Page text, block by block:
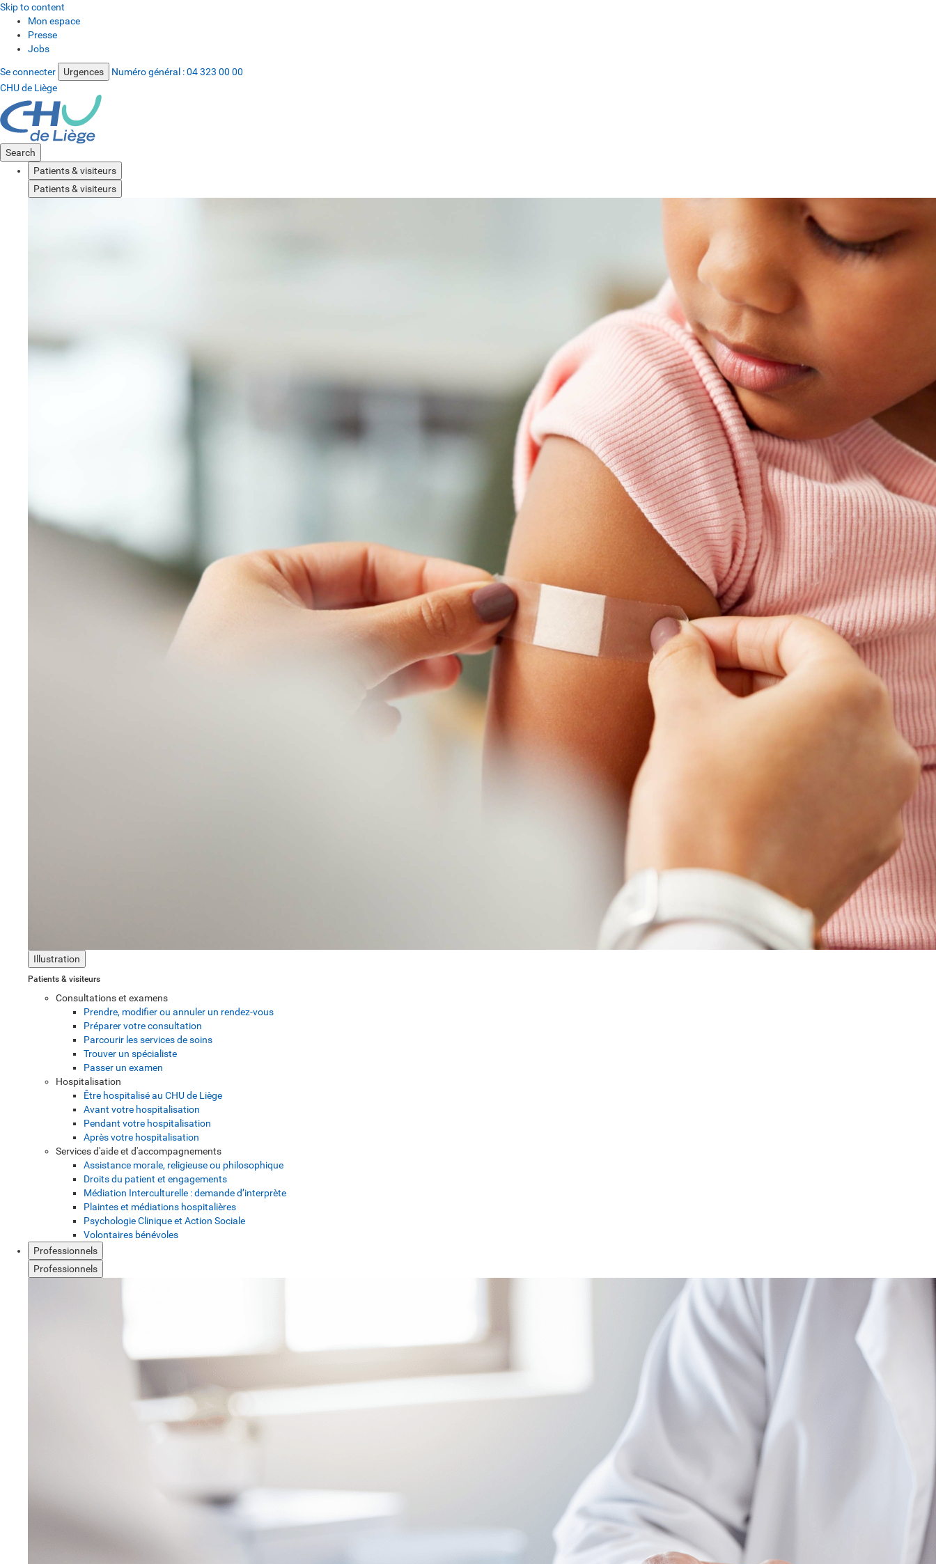
Skip to content
Mon espace
Presse
Jobs
Se connecter Urgences Numéro général :04 323 00 00
CHU de Liège
Search
Patients & visiteurs
Patients & visiteurs
Illustration
Patients & visiteurs
Consultations et examens
Prendre, modifier ou annuler un rendez-vous
Préparer votre consultation
Parcourir les services de soins
Trouver un spécialiste
Passer un examen
Hospitalisation
Être hospitalisé au CHU de Liège
Avant votre hospitalisation
Pendant votre hospitalisation
Après votre hospitalisation
Services d'aide et d'accompagnements
Assistance morale, religieuse ou philosophique
Droits du patient et engagements
Médiation Interculturelle : demande d’interprète
Plaintes et médiations hospitalières
Psychologie Clinique et Action Sociale
Volontaires bénévoles
Professionnels
Professionnels